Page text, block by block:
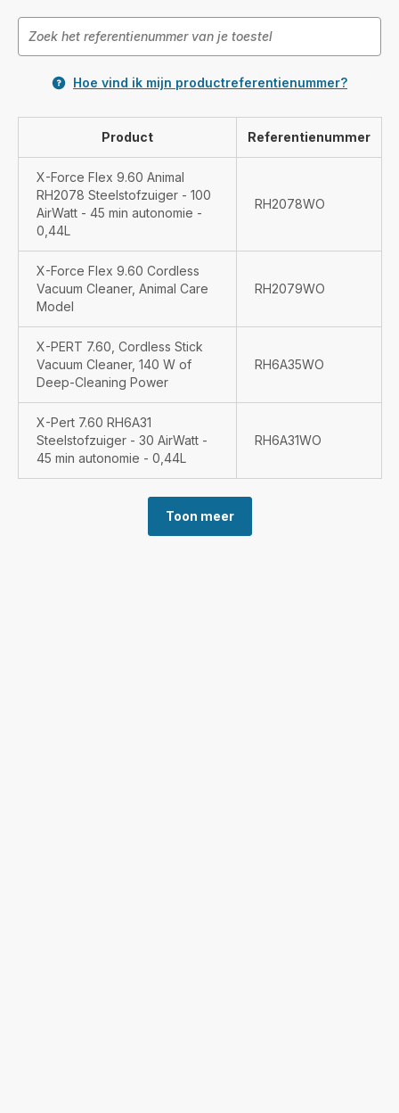
Hoe vind ik mijn productreferentienummer?
Product Referentienummer
X-Force Flex 9.60 Animal
RH2078 Steelstofzuiger - 100
AirWatt - 45 min autonomie -
0,44L
RH2078WO
X-Force Flex 9.60 Cordless
Vacuum Cleaner, Animal Care
Model
RH2079WO
X-PERT 7.60, Cordless Stick
Vacuum Cleaner, 140 W of
Deep-Cleaning Power
RH6A35WO
X-Pert 7.60 RH6A31
Steelstofzuiger - 30 AirWatt -
45 min autonomie - 0,44L
RH6A31WO
Toon meer